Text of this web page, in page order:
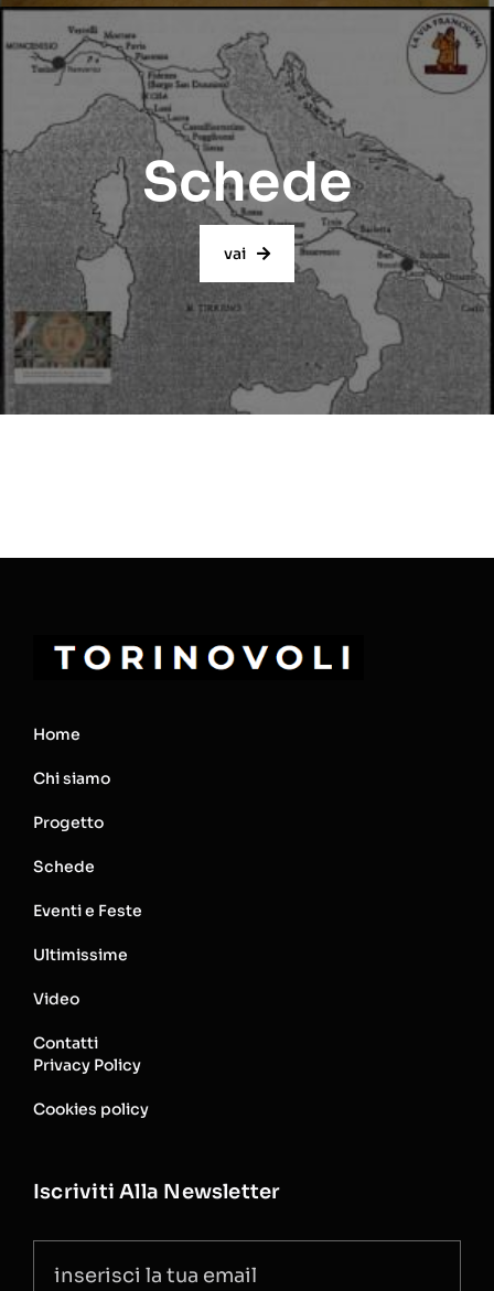
Schede
vai
Home
Chi siamo
Progetto
Schede
Eventi e Feste
Ultimissime
Video
Contatti
Privacy Policy
Cookies policy
Iscriviti Alla Newsletter